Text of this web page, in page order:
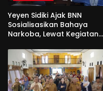
Yeyen Sidiki Ajak BNN
Sosialisasikan Bahaya
Narkoba, Lewat Kegiatan